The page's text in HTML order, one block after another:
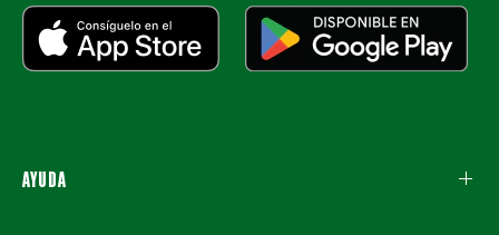
AYUDA